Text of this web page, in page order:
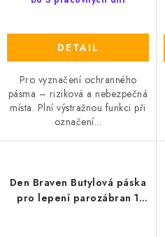
DETAIL
Pro vyznačení ochranného
pásma – riziková a nebezpečná
místa. Plní výstražnou funkci při
označení...
Den Braven Butylová páska
pro lepení parozábran 1